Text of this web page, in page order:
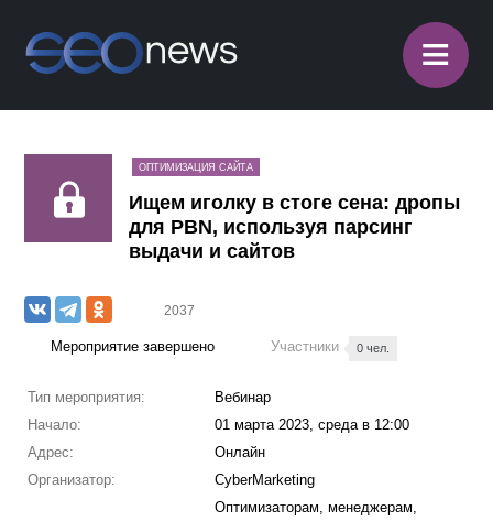
≡
ОПТИМИЗАЦИЯ САЙТА
Ищем иголку в стоге сена: дропы
для PBN, используя парсинг
выдачи и сайтов
2037
Мероприятие завершено Участники 0 чел.
Тип мероприятия:
Вебинар
Начало:
01 марта 2023, среда в 12:00
Адрес:
Онлайн
Организатор:
CyberMarketing
Оптимизаторам, менеджерам,